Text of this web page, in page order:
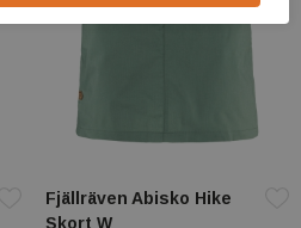
Fjällräven Abisko Hike
Skort W